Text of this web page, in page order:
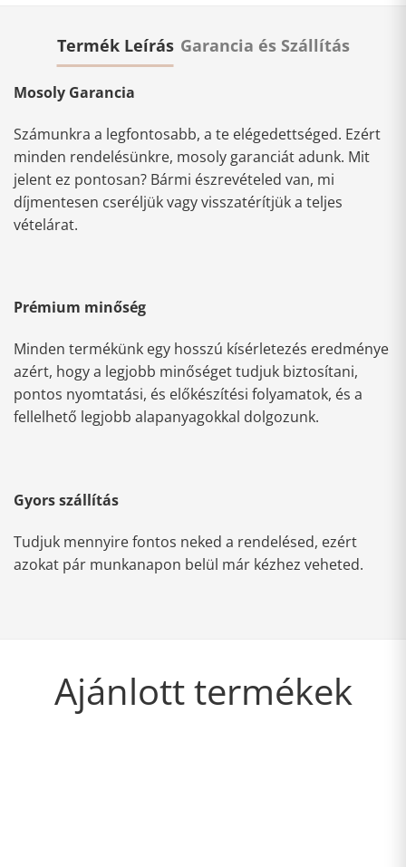
Termék Leírás Garancia és Szállítás
Mosoly Garancia
Számunkra a legfontosabb, a te elégedettséged. Ezért
minden rendelésünkre, mosoly garanciát adunk. Mit
jelent ez pontosan? Bármi észrevételed van, mi
díjmentesen cseréljük vagy visszatérítjük a teljes
vételárat.
Prémium minőség
Minden termékünk egy hosszú kísérletezés eredménye
azért, hogy a legjobb minőséget tudjuk biztosítani,
pontos nyomtatási, és előkészítési folyamatok, és a
fellelhető legjobb alapanyagokkal dolgozunk.
Gyors szállítás
Tudjuk mennyire fontos neked a rendelésed, ezért
azokat pár munkanapon belül már kézhez veheted.
Ajánlott termékek